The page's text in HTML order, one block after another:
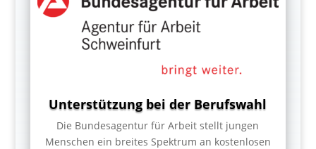
Unterstützung bei der Berufswahl
Die Bundesagentur für Arbeit stellt jungen
Menschen ein breites Spektrum an kostenlosen